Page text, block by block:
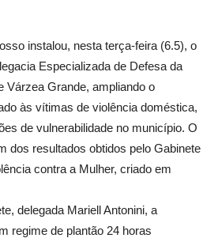
instalou, nesta terça-feira (6.5), o
Especializada de Defesa da
Várzea Grande, ampliando o
às vítimas de violência doméstica,
de vulnerabilidade no município. O
dos resultados obtidos pelo Gabinete
contra a Mulher, criado em
delegada Mariell Antonini, a
regime de plantão 24 horas